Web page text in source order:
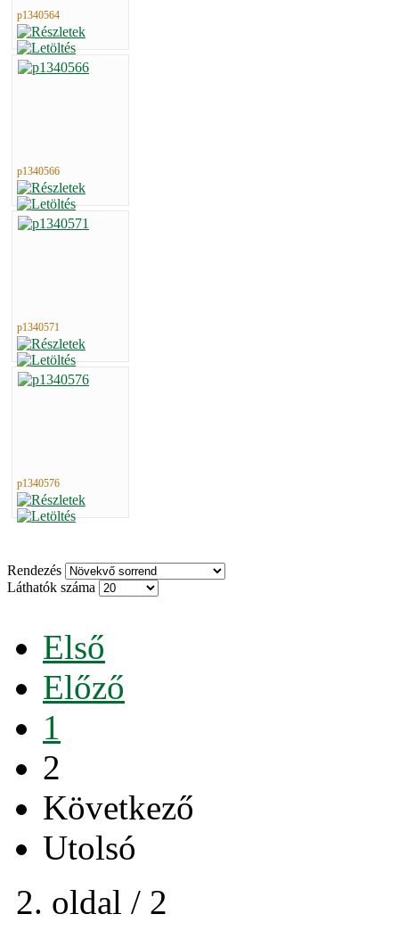
p1340564
p1340566
p1340571
p1340576
Rendezés
Láthatók száma
Első
Előző
1
2
Következő
Utolsó
2. oldal / 2